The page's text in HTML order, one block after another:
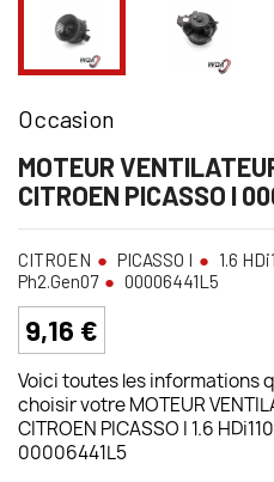
Occasion
MOTEUR
CITROEN PICASSO I
CITROEN PICASSO I
1.6
Ph2.Gen07
00006441L5
9,16 €
Voici toutes les informations
choisir votre MOTEUR
CITROEN PICASSO I 1.6
00006441L5